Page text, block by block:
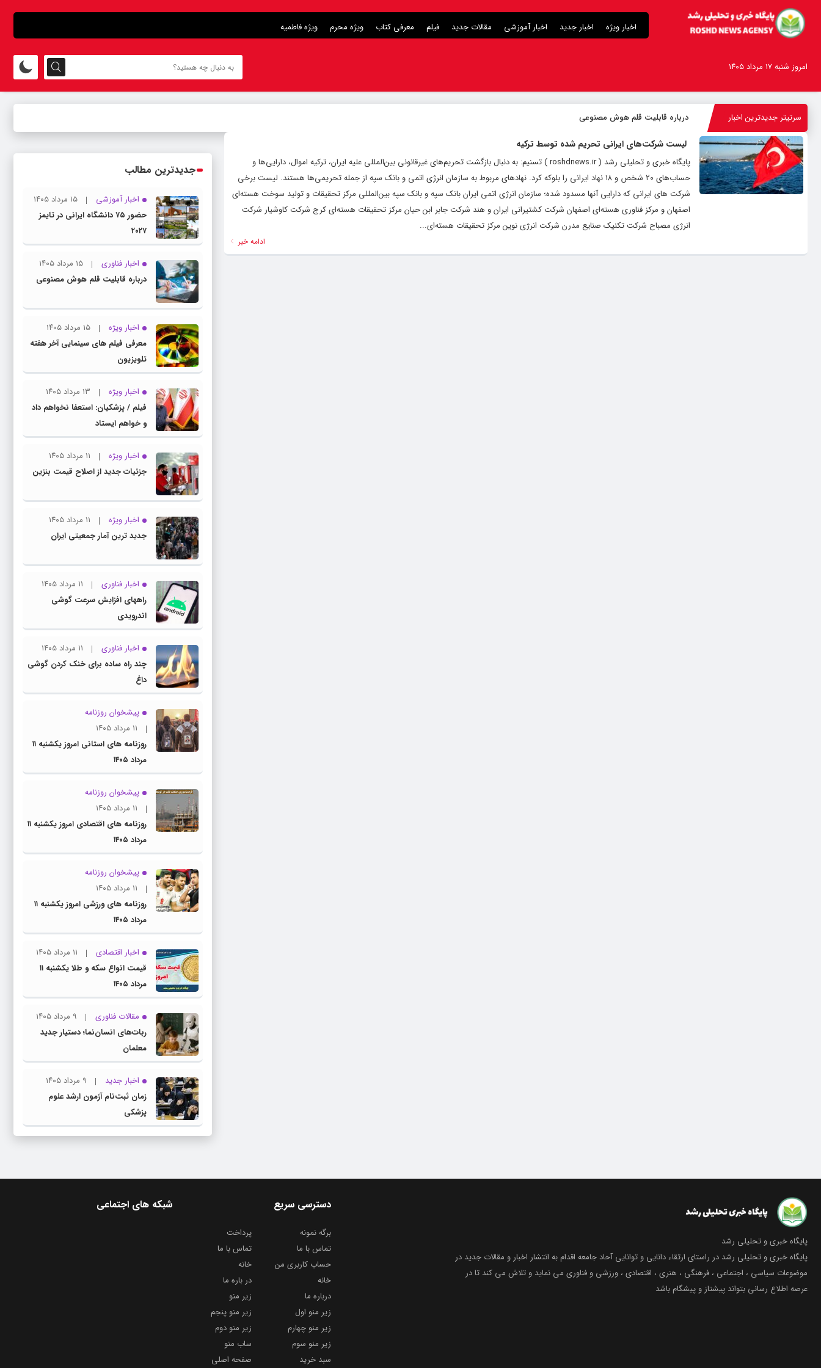
اخبار ویژه اخبار جدید اخبار آموزشی مقالات جدید فیلم معرفی کتاب ویژه محرم ویژه فاطمیه
امروز شنبه ۱۷ مرداد ۱۴۰۵
سرتیتر جدیدترین اخبار درباره قابلیت قلم هوش مصنوعی
لیست شرکت‌های ایرانی تحریم شده توسط ترکیه
پایگاه خبری و تحلیلی رشد ( roshdnews.ir ) تسنیم: به دنبال بازگشت تحریم‌های غیرقانونی بین‌المللی علیه ایران، ترکیه اموال، دارایی‌ها و
حساب‌های ۲۰ شخص و ۱۸ نهاد ایرانی را بلوکه کرد. ‌نهادهای مربوط به سازمان انرژی اتمی و بانک سپه از جمله تحریمی‌ها هستند. لیست برخی
شرکت های ایرانی که دارایی آنها مسدود شده؛ سازمان انرژی اتمی ایران بانک سپه و بانک سپه بین‌المللی مرکز تحقیقات و تولید سوخت هسته‌ای
اصفهان و مرکز فناوری هسته‌ای اصفهان شرکت کشتیرانی ایران و هند شرکت جابر ابن حیان مرکز تحقیقات هسته‌ای کرج شرکت کاوشیار شرکت
انرژی مصباح شرکت تکنیک صنایع مدرن شرکت انرژی نوین مرکز تحقیقات هسته‌ای...
ادامه خبر
جدیدترین مطالب
اخبار آموزشی
۱۵ مرداد ۱۴۰۵
حضور ۷۵ دانشگاه ایرانی در تایمز
۲۰۲۷
اخبار فناوری
۱۵ مرداد ۱۴۰۵
درباره قابلیت قلم هوش مصنوعی
اخبار ویژه
۱۵ مرداد ۱۴۰۵
معرفی فیلم های سینمایی آخر هفته
تلویزیون
اخبار ویژه
۱۳ مرداد ۱۴۰۵
فیلم / پزشکیان: استعفا نخواهم داد
و خواهم ایستاد
اخبار ویژه
۱۱ مرداد ۱۴۰۵
جزئیات جدید از اصلاح قیمت بنزین
اخبار ویژه
۱۱ مرداد ۱۴۰۵
جدید ترین آمار جمعیتی ایران
اخبار فناوری
۱۱ مرداد ۱۴۰۵
راههای افزایش سرعت گوشی
اندرویدی
اخبار فناوری
۱۱ مرداد ۱۴۰۵
چند راه‌ ساده برای خنک کردن گوشی
داغ
پیشخوان روزنامه
۱۱ مرداد ۱۴۰۵
روزنامه های استانی امروز یکشنبه ۱۱
مرداد ۱۴۰۵
پیشخوان روزنامه
۱۱ مرداد ۱۴۰۵
روزنامه های اقتصادی امروز یکشنبه ۱۱
مرداد ۱۴۰۵
پیشخوان روزنامه
۱۱ مرداد ۱۴۰۵
روزنامه های ورزشی امروز یکشنبه ۱۱
مرداد ۱۴۰۵
اخبار اقتصادی
۱۱ مرداد ۱۴۰۵
قیمت انواع سکه و طلا یکشنبه ۱۱
مرداد ۱۴۰۵
مقالات فناوری
۹ مرداد ۱۴۰۵
ربات‌های انسان‌نما؛ دستیار جدید
معلمان
اخبار جدید
۹ مرداد ۱۴۰۵
زمان ثبت‌نام آزمون ارشد علوم
پزشکی
پایگاه خبری و تحلیلی رشد
پایگاه خبری و تحلیلی رشد در راستای ارتقاء دانایی و توانایی آحاد جامعه اقدام به انتشار اخبار و مقالات جدید در
موضوعات سیاسی ، اجتماعی ، فرهنگی ، هنری ، اقتصادی ، ورزشی و فناوری می نماید و تلاش می کند تا در
عرصه اطلاع رسانی بتواند پیشتاز و پیشگام باشد
شبکه های اجتماعی دسترسی سریع
برگه نمونه
پرداخت
تماس با ما
تماس با ما
حساب کاربری من
خانه
خانه
در باره ما
درباره ما
زیر منو
زیر منو اول
زیر منو پنجم
زیر منو چهارم
زیر منو دوم
زیر منو سوم
ساب منو
سبد خرید
صفحه اصلی